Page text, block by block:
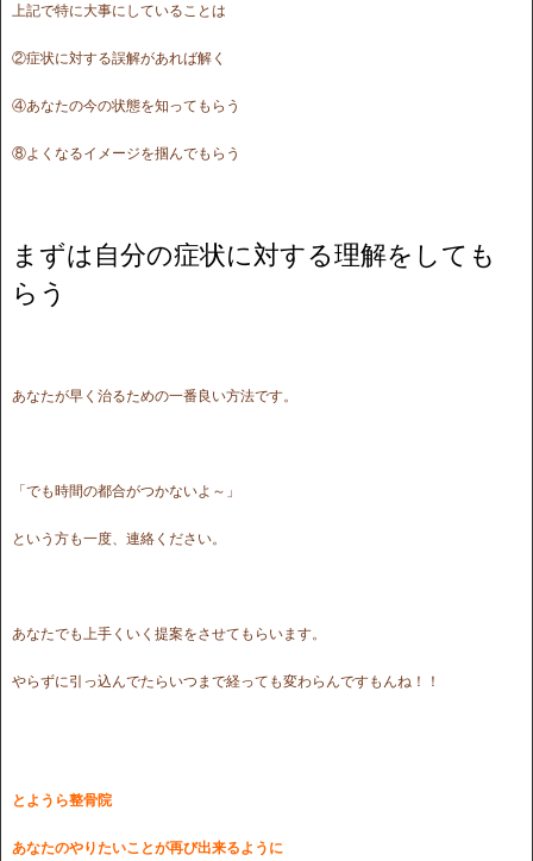
上記で特に大事にしていることは
②症状に対する誤解があれば解く
④あなたの今の状態を知ってもらう
⑧よくなるイメージを掴んでもらう
まずは自分の症状に対する理解をしても
らう
あなたが早く治るための一番良い方法です。
「でも時間の都合がつかないよ～」
という方も一度、連絡ください。
あなたでも上手くいく提案をさせてもらいます。
やらずに引っ込んでたらいつまで経っても変わらんですもんね！！
とようら整骨院
あなたのやりたいことが再び出来るように